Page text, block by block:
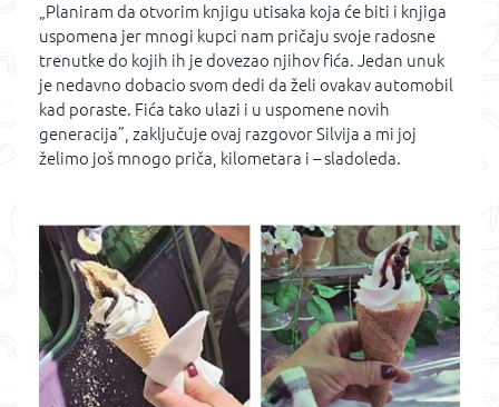
„Planiram da otvorim knjigu utisaka koja će biti i knjiga
uspomena jer mnogi kupci nam pričaju svoje radosne
trenutke do kojih ih je dovezao njihov fića. Jedan unuk
je nedavno dobacio svom dedi da želi ovakav automobil
kad poraste. Fića tako ulazi i u uspomene novih
generacija”, zaključuje ovaj razgovor Silvija a mi joj
želimo još mnogo priča, kilometara i – sladoleda.